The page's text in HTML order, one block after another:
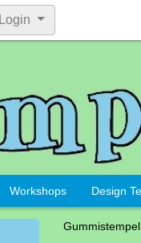
Login
Workshops Design
Gummistempel